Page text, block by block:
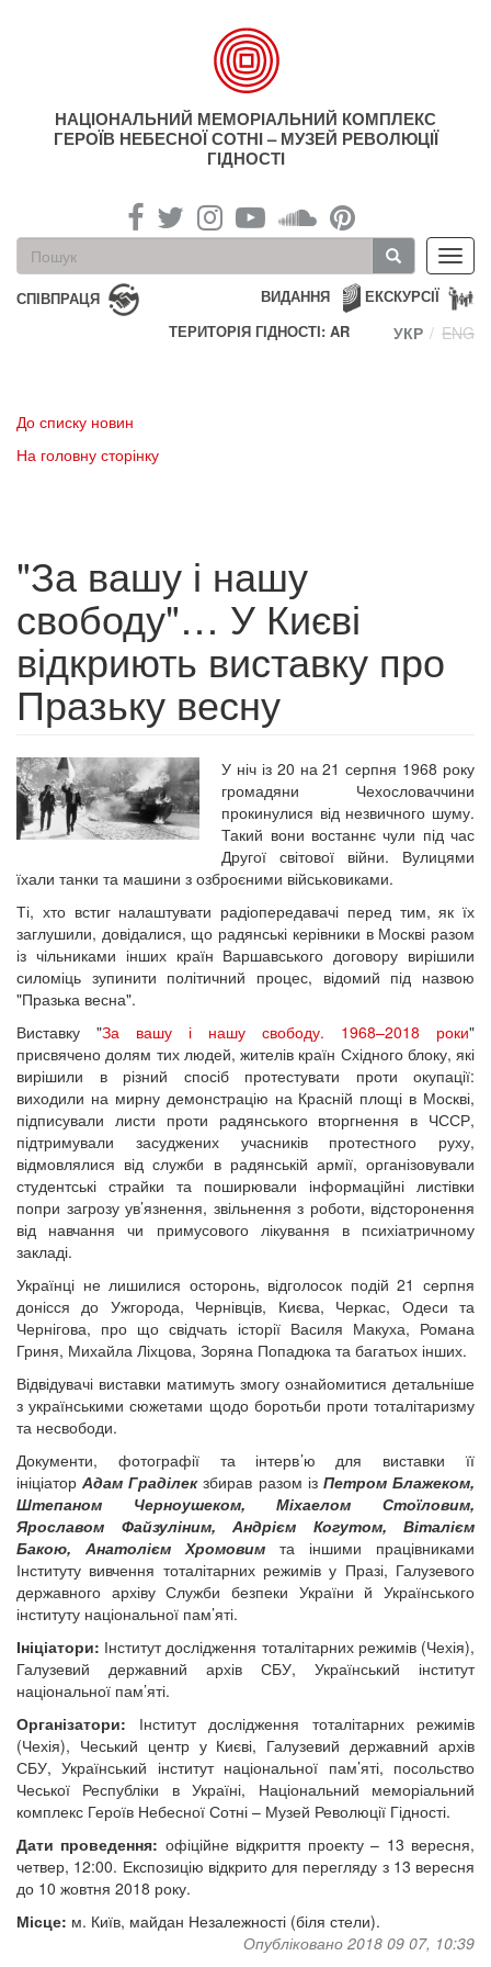
НАЦІОНАЛЬНИЙ МЕМОРІАЛЬНИЙ КОМПЛЕКС
ГЕРОЇВ НЕБЕСНОЇ СОТНІ – МУЗЕЙ РЕВОЛЮЦІЇ
ГІДНОСТІ
Пошукова
форма
Пошук
СПІВПРАЦЯ ЕКСКУРСІЇ
ВИДАННЯ
ТЕРИТОРІЯ ГІДНОСТІ: AR
УКР ENG
До списку новин
На головну сторінку
"За вашу і нашу
свободу"… У Києві
відкриють виставку про
Празьку весну
У ніч із 20 на 21 серпня 1968 року
громадяни Чехословаччини
прокинулися від незвичного шуму.
Такий вони востаннє чули під час
Другої світової війни. Вулицями
їхали танки та машини з озброєними військовиками.
Ті, хто встиг налаштувати радіопередавачі перед тим, як їх
заглушили, довідалися, що радянські керівники в Москві разом
із чільниками інших країн Варшавського договору вирішили
силоміць зупинити політичний процес, відомий під назвою
"Празька весна".
Виставку "За вашу і нашу свободу. 1968–2018 роки"
присвячено долям тих людей, жителів країн Східного блоку, які
вирішили в різний спосіб протестувати проти окупації:
виходили на мирну демонстрацію на Красній площі в Москві,
підписували листи проти радянського вторгнення в ЧССР,
підтримували засуджених учасників протестного руху,
відмовлялися від служби в радянській армії, організовували
студентські страйки та поширювали інформаційні листівки
попри загрозу ув’язнення, звільнення з роботи, відсторонення
від навчання чи примусового лікування в психіатричному
закладі.
Українці не лишилися осторонь, відголосок подій 21 серпня
донісся до Ужгорода, Чернівців, Києва, Черкас, Одеси та
Чернігова, про що свідчать історії Василя Макуха, Романа
Гриня, Михайла Ліхцова, Зоряна Попадюка та багатьох інших.
Відвідувачі виставки матимуть змогу ознайомитися детальніше
з українськими сюжетами щодо боротьби проти тоталітаризму
та несвободи.
Документи, фотографії та інтерв’ю для виставки її
ініціаторАдам Граділекзбирав разом із Петром Блажеком,
Штепаном Черноушеком, Міхаелом Стоїловим,
Ярославом Файзуліним, Андрієм Когутом, Віталієм
Бакою, Анатолієм Хромовим та іншими працівниками
Інституту вивчення тоталітарних режимів у Празі, Галузевого
державного архіву Служби безпеки України й Українського
інституту національної пам’яті.
Ініціатори: Інститут дослідження тоталітарних режимів (Чехія),
Галузевий державний архів СБУ, Український інститут
національної пам’яті.
Організатори: Інститут дослідження тоталітарних режимів
(Чехія), Чеський центр у Києві, Галузевий державний архів
СБУ, Український інститут національної пам’яті, посольство
Чеської Республіки в Україні, Національний меморіальний
комплекс Героїв Небесної Сотні – Музей Революції Гідності.
Дати проведення: офіційне відкриття проекту – 13 вересня,
четвер, 12:00. Експозицію відкрито для перегляду з 13 вересня
до 10 жовтня 2018 року.
Місце: м. Київ, майдан Незалежності (біля стели).
Опубліковано 2018 09 07, 10:39